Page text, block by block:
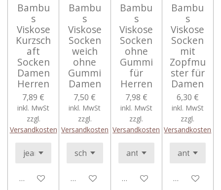
Bambu
s
Viskose
Kurzsch
aft
Socken
Damen
Herren
7,89 €
inkl. MwSt
zzgl.
Versandkosten
In den Warenkorb
Bambu
s
Viskose
Socken
weich
ohne
Gummi
Damen
7,50 €
inkl. MwSt
zzgl.
Versandkosten
In den Warenkorb
Bambu
s
Viskose
Socken
ohne
Gummi
für
Herren
7,98 €
inkl. MwSt
zzgl.
Versandkosten
In den Warenkorb
Bambu
s
Viskose
Socken
mit
Zopfmu
ster für
Damen
6,30 €
inkl. MwSt
zzgl.
Versandkosten
In den